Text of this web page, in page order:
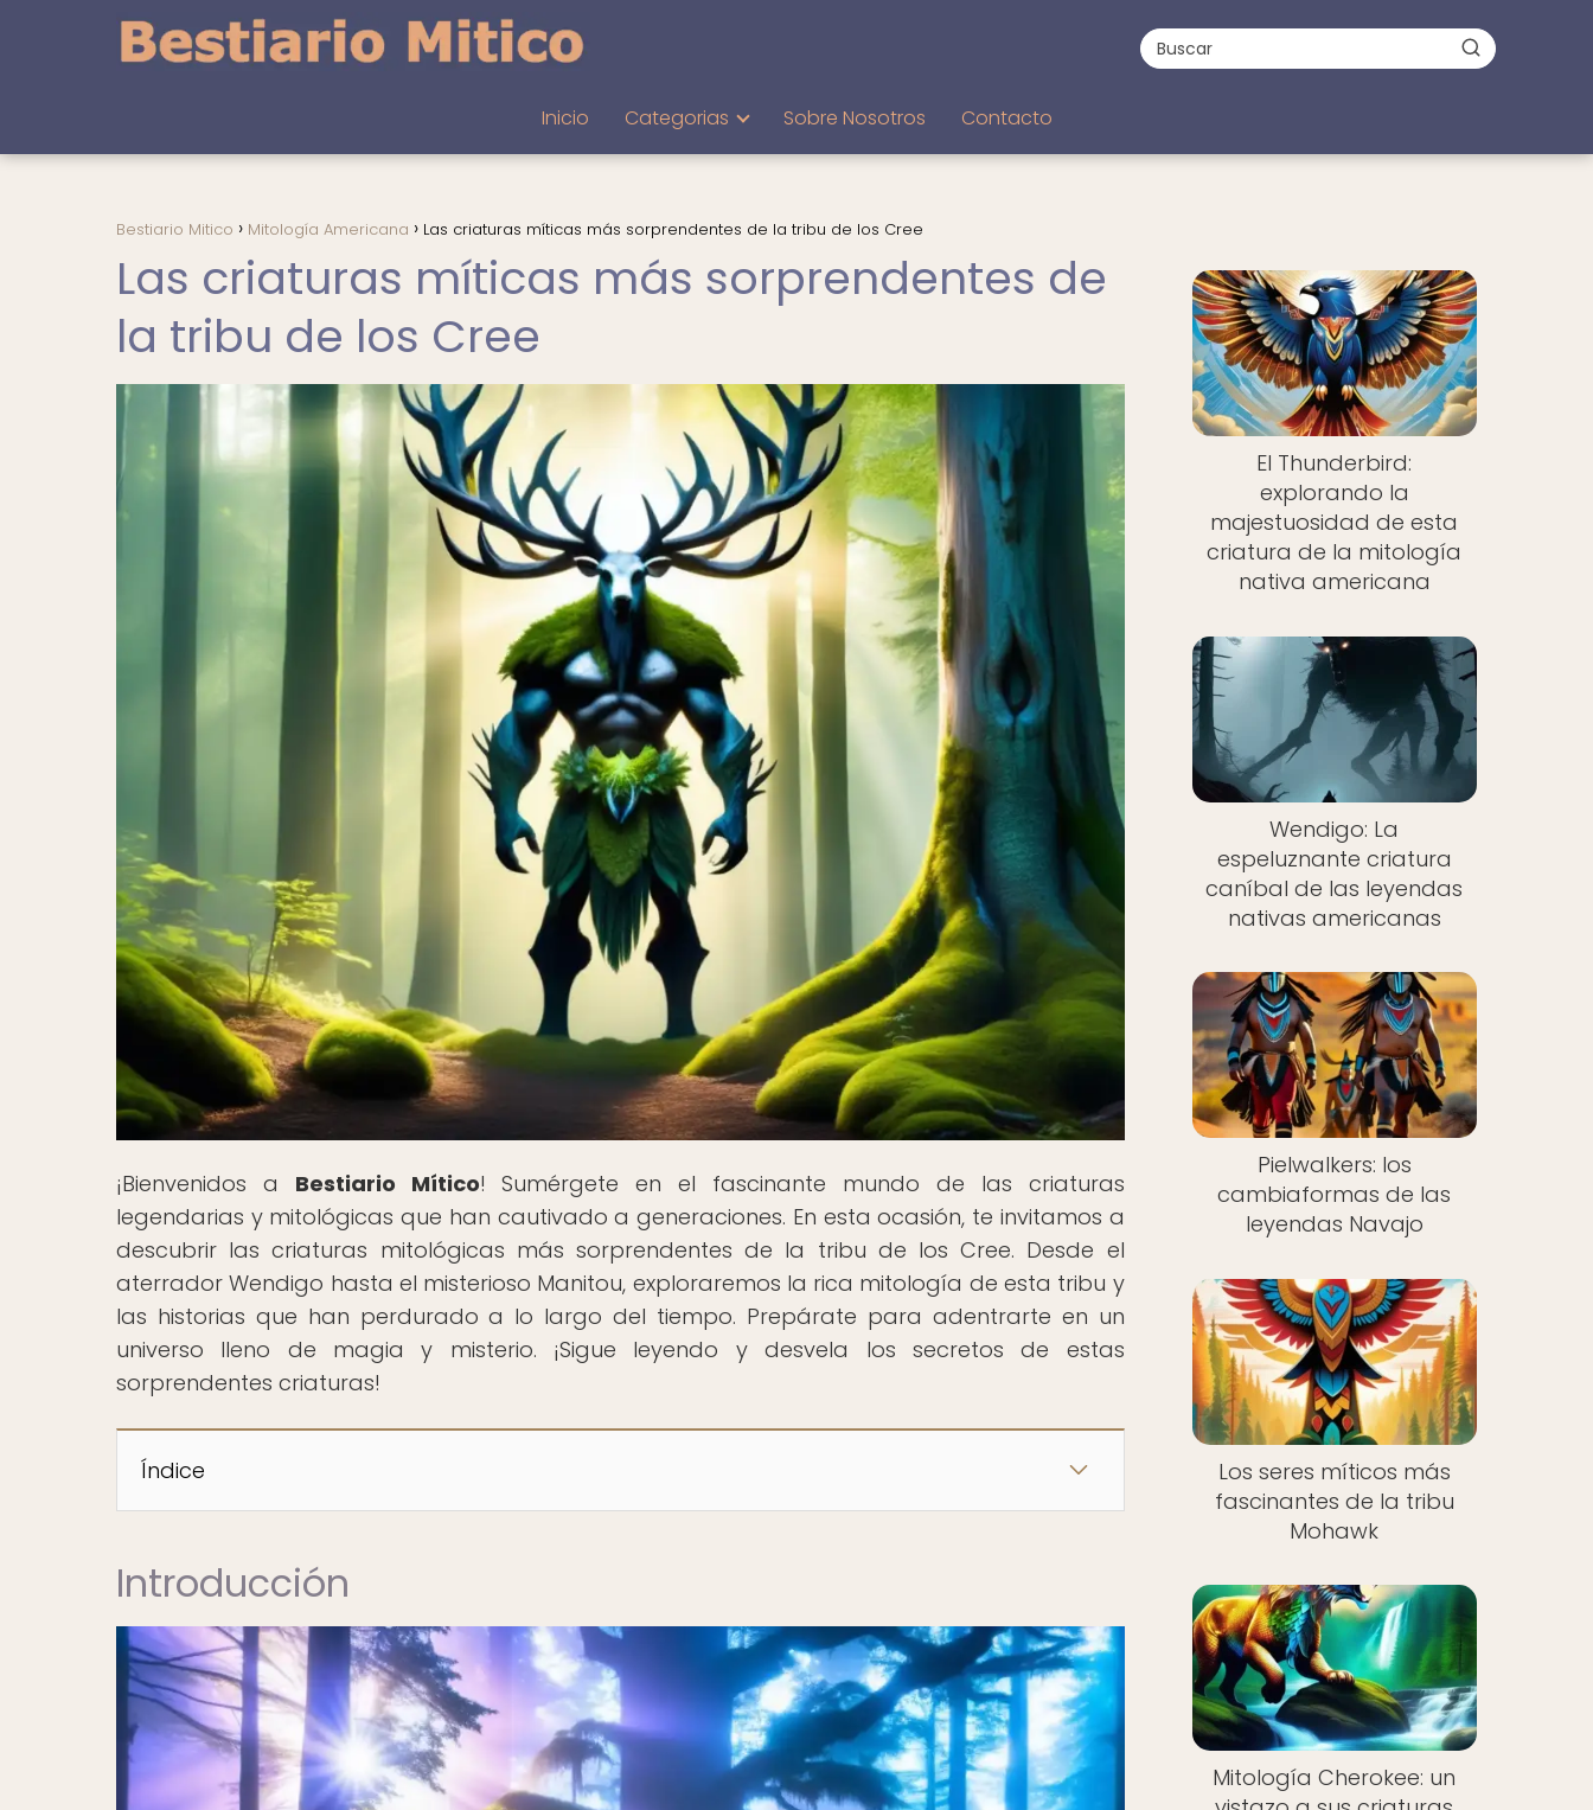
Inicio Categorias Sobre Nosotros Contacto
Bestiario Mitico Mitología Americana Las criaturas míticas más sorprendentes de la tribu de los Cree
Las criaturas míticas más sorprendentes de
la tribu de los Cree
¡Bienvenidos a Bestiario Mítico! Sumérgete en el fascinante mundo de las criaturas
legendarias y mitológicas que han cautivado a generaciones. En esta ocasión, te invitamos a
descubrir las criaturas mitológicas más sorprendentes de la tribu de los Cree. Desde el
aterrador Wendigo hasta el misterioso Manitou, exploraremos la rica mitología de esta tribu y
las historias que han perdurado a lo largo del tiempo. Prepárate para adentrarte en un
universo lleno de magia y misterio. ¡Sigue leyendo y desvela los secretos de estas
sorprendentes criaturas!
Índice
Introducción
El Thunderbird:
explorando la
majestuosidad de esta
criatura de la mitología
nativa americana
Wendigo: La
espeluznante criatura
caníbal de las leyendas
nativas americanas
Pielwalkers: los
cambiaformas de las
leyendas Navajo
Los seres míticos más
fascinantes de la tribu
Mohawk
Mitología Cherokee: un